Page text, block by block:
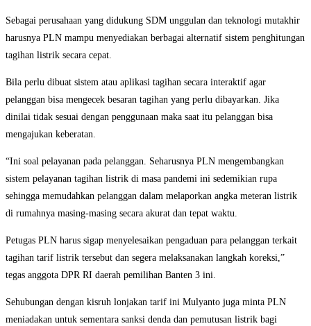
Sebagai perusahaan yang didukung SDM unggulan dan teknologi mutakhir
harusnya PLN mampu menyediakan berbagai alternatif sistem penghitungan
tagihan listrik secara cepat.
Bila perlu dibuat sistem atau aplikasi tagihan secara interaktif agar
pelanggan bisa mengecek besaran tagihan yang perlu dibayarkan. Jika
dinilai tidak sesuai dengan penggunaan maka saat itu pelanggan bisa
mengajukan keberatan.
“Ini soal pelayanan pada pelanggan. Seharusnya PLN mengembangkan
sistem pelayanan tagihan listrik di masa pandemi ini sedemikian rupa
sehingga memudahkan pelanggan dalam melaporkan angka meteran listrik
di rumahnya masing-masing secara akurat dan tepat waktu.
Petugas PLN harus sigap menyelesaikan pengaduan para pelanggan terkait
tagihan tarif listrik tersebut dan segera melaksanakan langkah koreksi,”
tegas anggota DPR RI daerah pemilihan Banten 3 ini.
Sehubungan dengan kisruh lonjakan tarif ini Mulyanto juga minta PLN
meniadakan untuk sementara sanksi denda dan pemutusan listrik bagi